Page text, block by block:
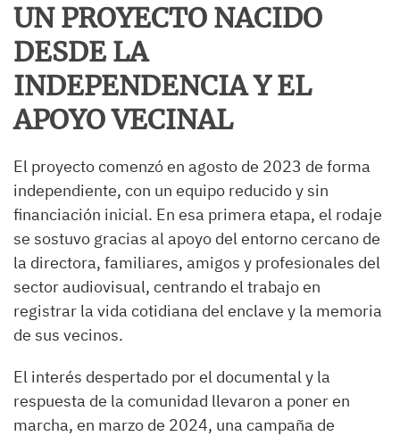
UN PROYECTO NACIDO
DESDE LA
INDEPENDENCIA Y EL
APOYO VECINAL
El proyecto comenzó en agosto de 2023 de forma
independiente, con un equipo reducido y sin
financiación inicial. En esa primera etapa, el rodaje
se sostuvo gracias al apoyo del entorno cercano de
la directora, familiares, amigos y profesionales del
sector audiovisual, centrando el trabajo en
registrar la vida cotidiana del enclave y la memoria
de sus vecinos.
El interés despertado por el documental y la
respuesta de la comunidad llevaron a poner en
marcha, en marzo de 2024, una campaña de